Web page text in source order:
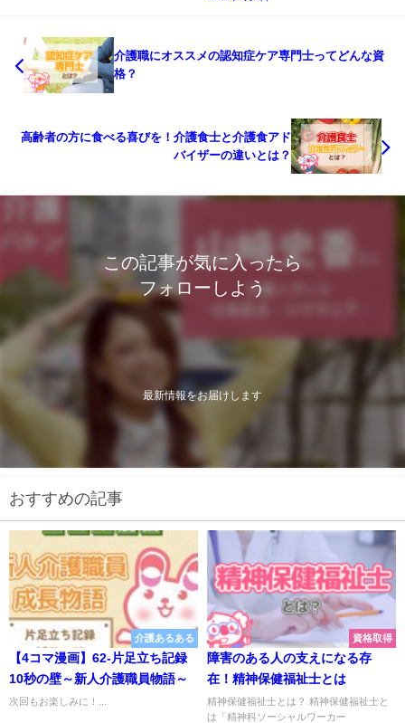
介護職にオススメの認知症ケア専門士ってどんな資
格？
高齢者の方に食べる喜びを！介護食士と介護食アド
バイザーの違いとは？
この記事が気に入ったら
フォローしよう
最新情報をお届けします
おすすめの記事
介護あるある
【4コマ漫画】62-片足立ち記録
10秒の壁～新人介護職員物語～
次回もお楽しみに！...
資格取得
障害のある人の支えになる存
在！精神保健福祉士とは
精神保健福祉士とは？ 精神保健福祉士と
は「精神科ソーシャルワーカー